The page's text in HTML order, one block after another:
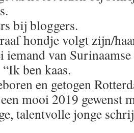
bij bloggers.
hondje volgt zijn/
iemand van
ben kaas.
en getogen
mooi 2019 gewenst
talentvolle jonge